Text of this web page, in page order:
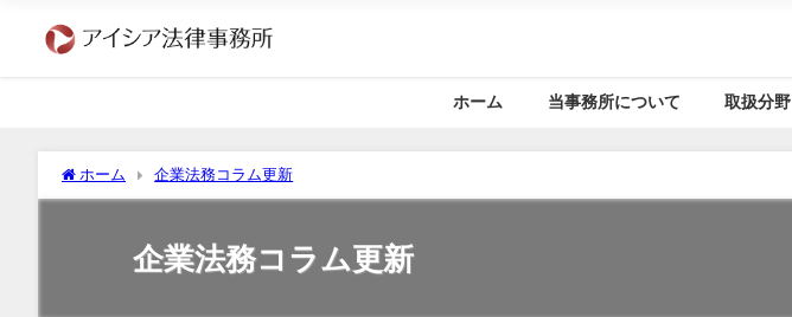
ホーム 当事務所について 取扱分野
ホーム 企業法務コラム更新
企業法務コラム更新